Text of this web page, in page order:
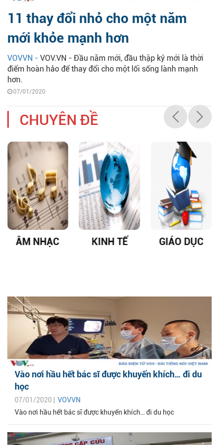
11 thay đổi nhỏ cho một năm
mới khỏe mạnh hơn
VOVVN - VOV.VN - Đầu năm mới, đầu thập kỷ mới là thời
điểm hoàn hảo để thay đổi cho một lối sống lành mạnh
hơn.
07/01/2020
CHUYÊN ĐỀ
ÂM NHẠC KINH TẾ GIÁO DỤC
Vào nơi hầu hết bác sĩ được khuyến khích… đi du
học
07/01/2020 | VOVVN
Vào nơi hầu hết bác sĩ được khuyến khích… đi du học